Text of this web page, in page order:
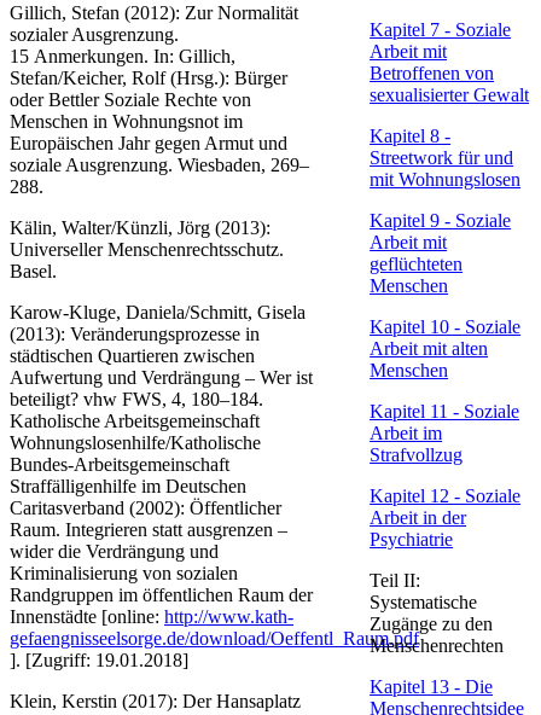
Gillich, Stefan (2012): Zur Normalität
sozialer Ausgrenzung.
15 Anmerkungen. In: Gillich,
Stefan/Keicher, Rolf (Hrsg.): Bürger
oder Bettler Soziale Rechte von
Menschen in Wohnungsnot im
Europäischen Jahr gegen Armut und
soziale Ausgrenzung. Wiesbaden, 269–
288.
Kälin, Walter/Künzli, Jörg (2013):
Universeller Menschenrechtsschutz.
Basel.
Karow-Kluge, Daniela/Schmitt, Gisela
(2013): Veränderungsprozesse in
städtischen Quartieren zwischen
Aufwertung und Verdrängung – Wer ist
beteiligt? vhw FWS, 4, 180–184.
Katholische Arbeitsgemeinschaft
Wohnungslosenhilfe/Katholische
Bundes-Arbeitsgemeinschaft
Straffälligenhilfe im Deutschen
Caritasverband (2002): Öffentlicher
Raum. Integrieren statt ausgrenzen –
wider die Verdrängung und
Kriminalisierung von sozialen
Randgruppen im öffentlichen Raum der
Innenstädte [online: http://www.kath-
gefaengnisseelsorge.de/download/Oeffentl_Raum.pdf​
]. [Zugriff: ​​19.01.2018]
Klein, Kerstin (2017): Der Hansaplatz
Kapit​el 7 - Soziale
Arbeit mit
Betroffenen von
sexualisierter Gewalt
Kapite​l 8 -
Streetwork für und
mit Wohnungslosen
Kapite​l 9 - Soziale
Arbeit mit
geflüchteten
Menschen
Kapitel​ 10 - Soziale
Arbeit mit alten
Menschen
Kapit​el 11 - Soziale
Arbeit im
Strafvollzug​
Kapitel 12​ - Soziale
Arbeit in der
Psychiatrie
Teil II:
Systematische
Zugänge zu den
Menschenrechten
Kapitel​ 13 - Die
Menschenrechtsidee